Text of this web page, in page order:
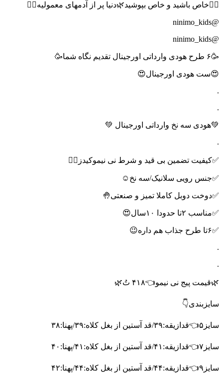
🙋‍♀️خاص باشید و خاص بپوشید🌿دنیا پر از آدمهای معمولیه🙋‍♀️
@ninimo_kids
@ninimo_kids
🥳۶ طرح هودی وارداتی اورجینال تقدیم نگاه شما🥳
😍ست هودی اورجینال😍
.
.
💚هودی سه نخ وارداتی اورجینال 💚
.
✅کیفیت تضمین بی قید و شرط نی نیموکیدز🙋‍♀️
✅جنس رویی سلانیک/سه نخ☺️
✅دوخت دوبل کاملا تمیز و صنعتی🤚
✅مناسب ۲تا حدودا ۱۰سال😍
✅۶تا طرح جذاب هم داره😉
.
.
🌿قیمت پیج نی نیمو👈۴۱۸ تُ🌿
سایزبندی👇
سایز۵👈قدازیقه:۳۹/قد آستین از بغل کلاه:۳۹/پهنا:۳۸
سایز۷👈قدازیقه:۴۱/قد آستین از بغل کلاه:۴۱/پهنا:۴۰
سایز۹👈قدازیقه:۴۴/قد آستین از بغل کلاه:۴۴/پهنا:۴۲